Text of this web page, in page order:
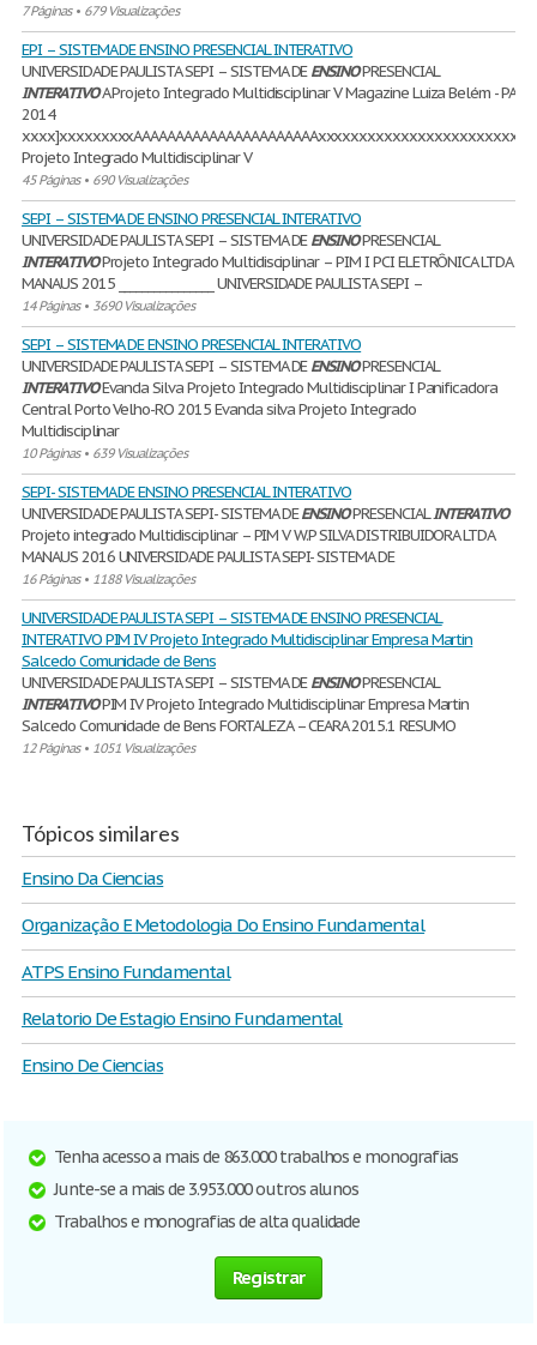
7 Páginas• 679 Visualizações
EPI – SISTEMA DE ENSINO PRESENCIAL INTERATIVO
UNIVERSIDADE PAULISTA SEPI – SISTEMA DEENSINOPRESENCIAL
INTERATIVOA Projeto Integrado Multidisciplinar V Magazine Luiza Belém - PA
2014
xxxx]xxxxxxxxxAAAAAAAAAAAAAAAAAAAAAAxxxxxxxxxxxxxxxxxxxxxxxxxx
Projeto Integrado Multidisciplinar V
45 Páginas• 690 Visualizações
SEPI – SISTEMA DE ENSINO PRESENCIAL INTERATIVO
UNIVERSIDADE PAULISTA SEPI – SISTEMA DEENSINOPRESENCIAL
INTERATIVOProjeto Integrado Multidisciplinar – PIM I PCI ELETRÔNICA LTDA
MANAUS 2015 ________________ UNIVERSIDADE PAULISTA SEPI –
14 Páginas• 3690 Visualizações
SEPI – SISTEMA DE ENSINO PRESENCIAL INTERATIVO
UNIVERSIDADE PAULISTA SEPI – SISTEMA DEENSINOPRESENCIAL
INTERATIVOEvanda Silva Projeto Integrado Multidisciplinar I Panificadora
Central Porto Velho-RO 2015 Evanda silva Projeto Integrado
Multidisciplinar
10 Páginas• 639 Visualizações
SEPI- SISTEMA DE ENSINO PRESENCIAL INTERATIVO
UNIVERSIDADE PAULISTA SEPI- SISTEMA DEENSINOPRESENCIALINTERATIVO
Projeto integrado Multidisciplinar – PIM V W.P SILVA DISTRIBUIDORA LTDA
MANAUS 2016 UNIVERSIDADE PAULISTA SEPI- SISTEMA DE
16 Páginas• 1188 Visualizações
UNIVERSIDADE PAULISTA SEPI – SISTEMA DE ENSINO PRESENCIAL
INTERATIVO PIM IV Projeto Integrado Multidisciplinar Empresa Martin
Salcedo Comunidade de Bens
UNIVERSIDADE PAULISTA SEPI – SISTEMA DEENSINOPRESENCIAL
INTERATIVOPIM IV Projeto Integrado Multidisciplinar Empresa Martin
Salcedo Comunidade de Bens FORTALEZA – CEARA 2015.1 RESUMO
12 Páginas• 1051 Visualizações
Tópicos similares
Ensino Da Ciencias
Organização E Metodologia Do Ensino Fundamental
ATPS Ensino Fundamental
Relatorio De Estagio Ensino Fundamental
Ensino De Ciencias
Tenha acesso a mais de 863.000 trabalhos e monografias
Junte-se a mais de 3.953.000 outros alunos
Trabalhos e monografias de alta qualidade
Registrar